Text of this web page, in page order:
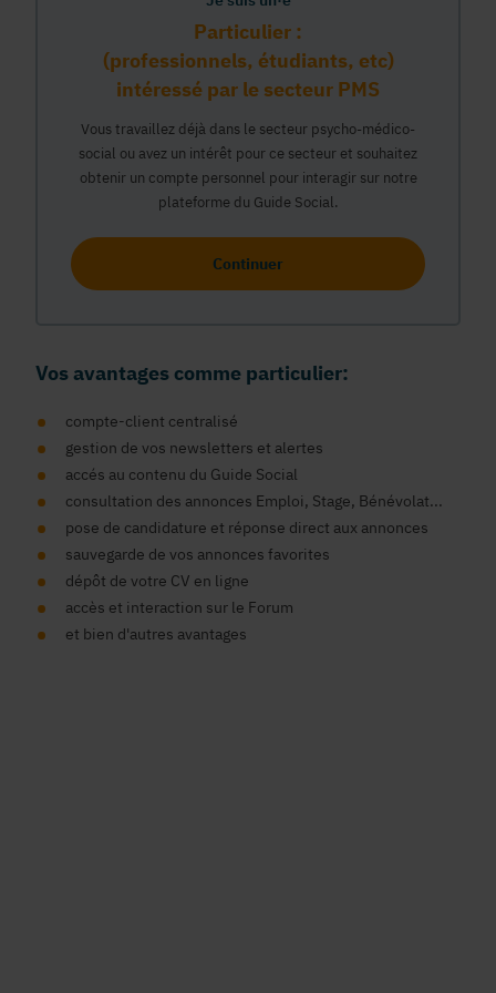
Particulier :
(professionnels, étudiants, etc)
intéressé par le secteur PMS
Vous travaillez déjà dans le secteur psycho-médico-
social ou avez un intérêt pour ce secteur et souhaitez
obtenir un compte personnel pour interagir sur notre
plateforme du Guide Social.
Continuer
Vos avantages comme particulier:
compte-client centralisé
gestion de vos newsletters et alertes
accés au contenu du Guide Social
consultation des annonces Emploi, Stage, Bénévolat...
pose de candidature et réponse direct aux annonces
sauvegarde de vos annonces favorites
dépôt de votre CV en ligne
accès et interaction sur le Forum
et bien d'autres avantages